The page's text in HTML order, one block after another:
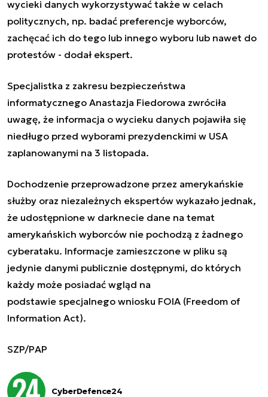
wycieki danych wykorzystywać także w celach
politycznych, np. badać preferencje wyborców,
zachęcać ich do tego lub innego wyboru lub nawet do
protestów - dodał ekspert.
Specjalistka z zakresu bezpieczeństwa
informatycznego Anastazja Fiedorowa zwróciła
uwagę, że informacja o wycieku danych pojawiła się
niedługo przed wyborami prezydenckimi w USA
zaplanowanymi na 3 listopada.
Dochodzenie przeprowadzone przez amerykańskie
służby oraz niezależnych ekspertów wykazało jednak,
że udostępnione w darknecie dane na temat
amerykańskich wyborców nie pochodzą z żadnego
cyberataku. Informacje zamieszczone w pliku są
jedynie danymi publicznie dostępnymi, do których
każdy może posiadać wgląd na
podstawie specjalnego wniosku FOIA (Freedom of
Information Act).
SZP/PAP
CyberDefence24